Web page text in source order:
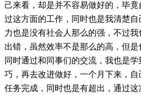
己来看，却是并不容易做好的，毕
过这方面的工作，同时也是我清楚
力也是没有社会人那么的强，不过
出错，虽然效率不是那么的高，但是
同时通过和同事们的交流，我也是
巧，再去改进做好，一个月下来，
任务完成，同时也是有超出，通过